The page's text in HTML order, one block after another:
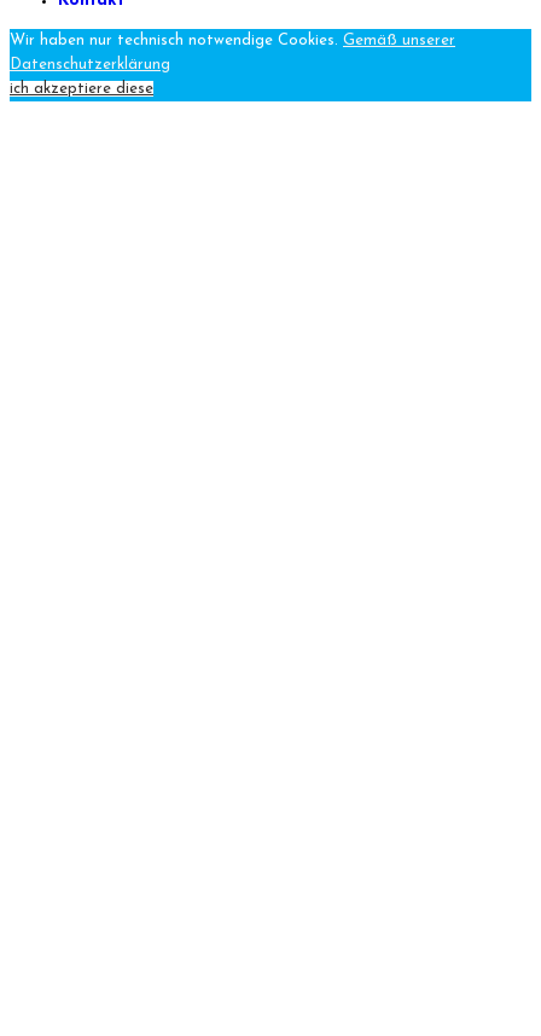
Wir haben nur technisch notwendige Cookies. Gemäß unserer
Datenschutzerklärung
ich akzeptiere diese